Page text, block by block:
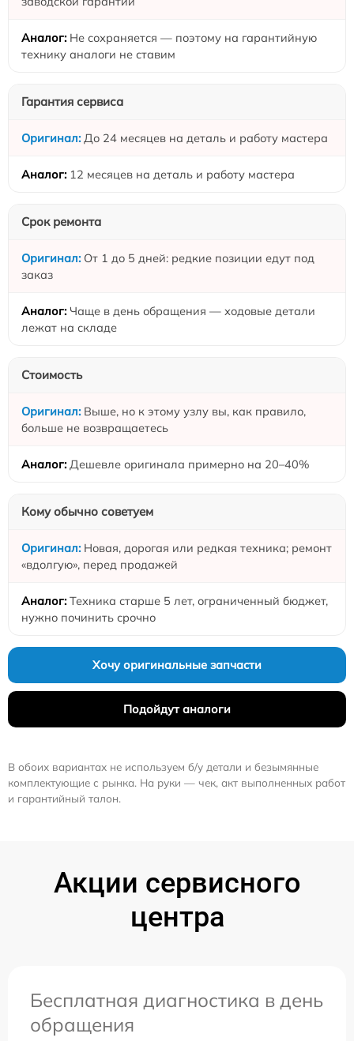
Не сохраняется — поэтому на гарантийную
технику аналоги не ставим
Гарантия сервиса
До 24 месяцев на деталь и работу мастера
12 месяцев на деталь и работу мастера
Срок ремонта
От 1 до 5 дней: редкие позиции едут под
заказ
Чаще в день обращения — ходовые детали
лежат на складе
Стоимость
Выше, но к этому узлу вы, как правило,
больше не возвращаетесь
Дешевле оригинала примерно на 20–40%
Кому обычно советуем
Новая, дорогая или редкая техника; ремонт
«вдолгую», перед продажей
Техника старше 5 лет, ограниченный бюджет,
нужно починить срочно
Хочу оригинальные запчасти
Подойдут аналоги
В обоих вариантах не используем б/у детали и безымянные
комплектующие с рынка. На руки — чек, акт выполненных работ
и гарантийный талон.
Акции сервисного
центра
Бесплатная диагностика в день
обращения